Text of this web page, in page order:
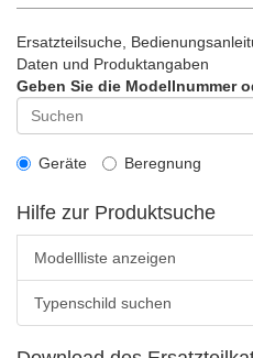
Ersatzteilsuche,
Daten und Produktangaben
Geben Sie die Modellnummer
Geräte Beregnung
Hilfe zur Produktsuche
Modellliste anzeigen
Typenschild suchen